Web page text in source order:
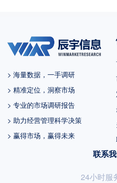
元，
为 %
> 海量数据，一手调研
> 精准定位，洞察市场
> 专业的市场调研报告
> 助力经营管理科学决策
> 赢得市场，赢得未来
联系
24小时服